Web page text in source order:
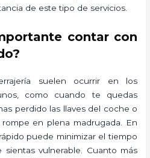
de este tipo de servicios.
contar con
suelen ocurrir en los
como cuando te quedas
perdido las llaves del coche o
en plena madrugada. En
puede minimizar el tiempo
vulnerable. Cuanto más